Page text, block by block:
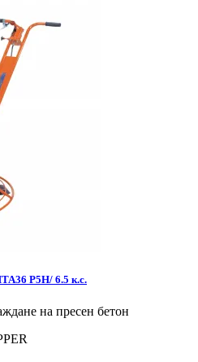
P5H/ 6.5 к.с.
на пресен бетон